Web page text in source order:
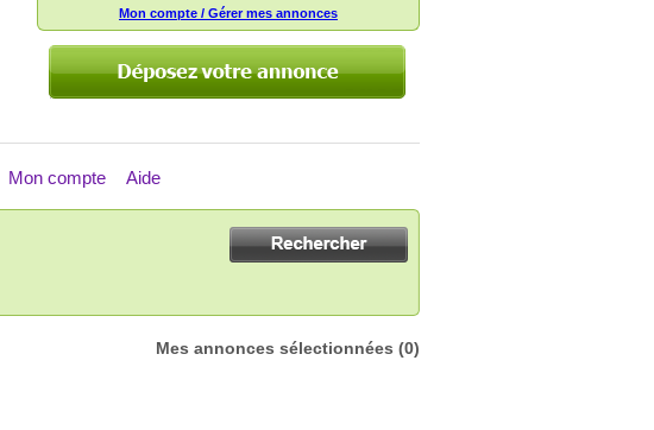
Mon compte / Gérer mes annonces
Mon compte Aide
Mes annonces sélectionnées (0)